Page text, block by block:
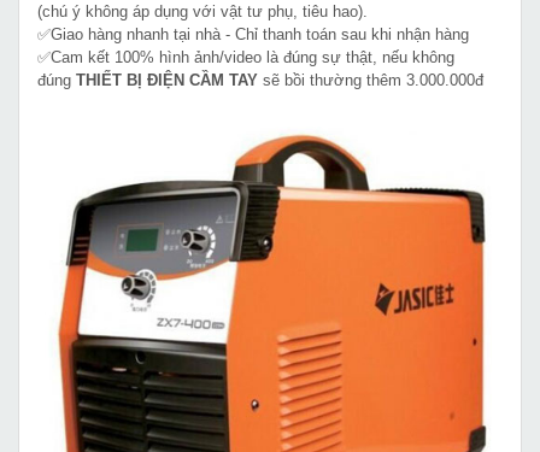
(chú ý không áp dụng với vật tư phụ, tiêu hao).
✅Giao hàng nhanh tại nhà - Chỉ thanh toán sau khi nhận hàng
✅Cam kết 100% hình ảnh/video là đúng sự thật, nếu không
đúng THIẾT BỊ ĐIỆN CẦM TAY sẽ bồi thường thêm 3.000.000đ